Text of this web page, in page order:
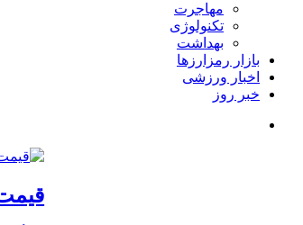
مهاجرت
تکنولوژی
بهداشت
بازار رمزارزها
اخبار ورزشی
خبر روز
قیمت طلا و